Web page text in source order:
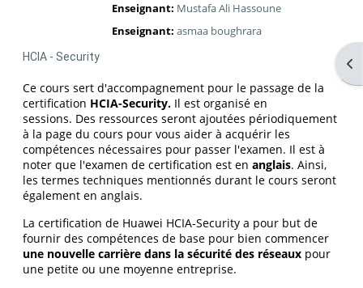
Enseignant: Mustafa Ali Hassoune
Enseignant: asmaa boughrara
HCIA - Security
Ce cours sert d'accompagnement pour le passage de la
certification HCIA-Security.Il est organisé en
sessions. Des ressources seront ajoutées périodiquement
à la page du cours pour vous aider à acquérir les
compétences nécessaires pour passer l'examen. Il est à
noter que l'examen de certification est en anglais. Ainsi,
les termes techniques mentionnés durant le cours seront
également en anglais.
La certification de Huawei HCIA-Security a pour but de
fournir des compétences de base pour bien commencer
une nouvelle carrière dans la sécurité des réseauxpour
une petite ou une moyenne entreprise.